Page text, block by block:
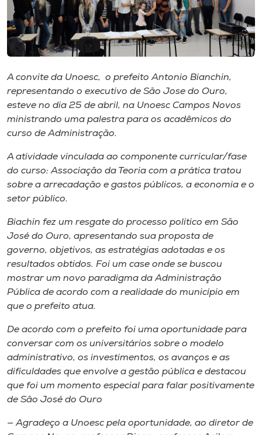
Museu
Unoesc
Store
Selecione
A convite da Unoesc, o prefeito Antonio Bianchin,
representando o executivo de São Jose do Ouro,
esteve no dia 25 de abril, na Unoesc Campos Novos
ministrando uma palestra para os acadêmicos do
curso de Administração.
A atividade vinculada ao componente curricular/fase
do curso: Associação da Teoria com a prática tratou
sobre a arrecadação e gastos públicos, a economia e o
setor público.
Biachin fez um resgate do processo político em São
José do Ouro, apresentando sua proposta de
governo, objetivos, as estratégias adotadas e os
resultados obtidos. Foi um case onde se buscou
mostrar um novo paradigma da Administração
Pública de acordo com a realidade do município em
que o prefeito atua.
De acordo com o prefeito foi uma oportunidade para
conversar com os universitários sobre o modelo
administrativo, os investimentos, os avanços e as
dificuldades que envolve a gestão pública e destacou
que foi um momento especial para falar positivamente
de São José do Ouro
— Agradeço a Unoesc pela oportunidade, ao diretor de